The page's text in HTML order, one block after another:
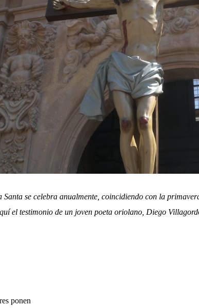
Santa se celebra anualmente, coincidiendo con la
el testimonio de un joven poeta oriolano, Diego
ponen